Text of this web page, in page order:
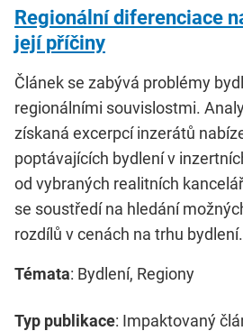
Regionální diferenciace
její příčiny
Článek se zabývá problémy
regionálními souvislostmi.
získaná excerpcí inzerátů
poptávajících bydlení v
od vybraných realitních
se soustředí na hledání
rozdílů v cenách na trhu
Témata: Bydlení, Regiony
Typ publikace: Impaktovaný